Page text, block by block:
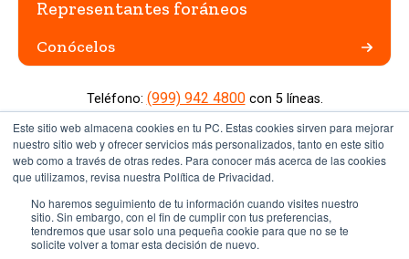
Este sitio web almacena cookies en tu PC. Estas cookies sirven para mejorar
nuestro sitio web y ofrecer servicios más personalizados, tanto en este sitio
web como a través de otras redes. Para conocer más acerca de las cookies
que utilizamos, revisa nuestra Política de Privacidad.
No haremos seguimiento de tu información cuando visites nuestro
sitio. Sin embargo, con el fin de cumplir con tus preferencias,
tendremos que usar solo una pequeña cookie para que no se te
solicite volver a tomar esta decisión de nuevo.
Representantes foráneos
Conócelos
Teléfono: (999) 942 4800con 5 líneas.
Carretera Mérida Progreso Km. 15.5 AP. 96 Cordemex. Mérida,
Yucatán, México. CP. 97308.
Miembro de EDX
Sitio institucional
Aviso de privacidad